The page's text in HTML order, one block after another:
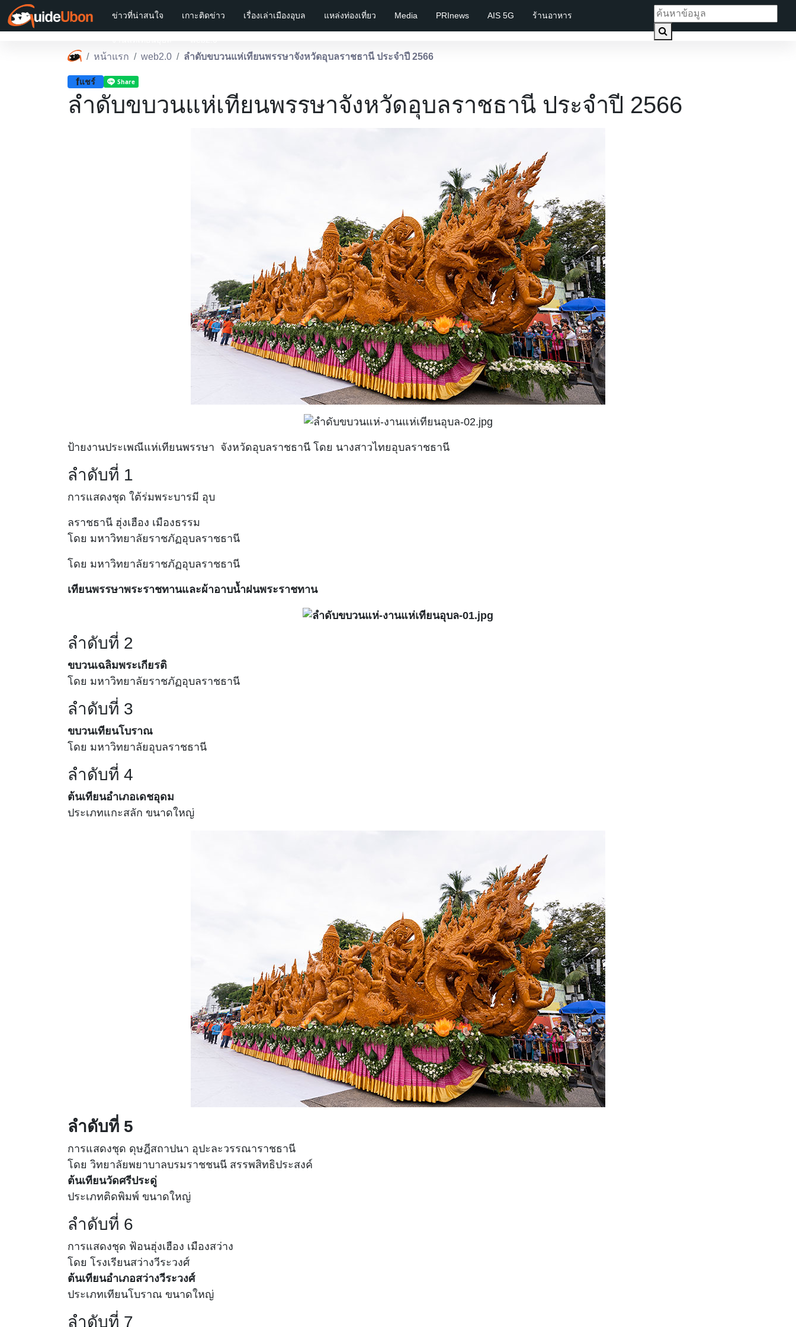
ข่าวที่น่าสนใจ เกาะติดข่าว เรื่องเล่าเมืองอุบล แหล่งท่องเที่ยว Media PRInews AIS 5G ร้านอาหาร
หน้าแรก web2.0 ลำดับขบวนแห่เทียนพรรษาจังหวัดอุบลราชธานี ประจำปี 2566
fแชร์
ลำดับขบวนแห่เทียนพรรษาจังหวัดอุบลราชธานี ประจำปี 2566
ป้ายงานประเพณีแห่เทียนพรรษา จังหวัดอุบลราชธานี โดย นางสาวไทยอุบลราชธานี
ลำดับที่ 1
การแสดงชุด ใต้ร่มพระบารมี อุบ
ลราชธานี ฮุ่งเฮือง เมืองธรรม
โดย มหาวิทยาลัยราชภัฏอุบลราชธานี
โดย มหาวิทยาลัยราชภัฏอุบลราชธานี
เทียนพรรษาพระราชทานและผ้าอาบน้ำฝนพระราชทาน
ลำดับที่ 2
ขบวนเฉลิมพระเกียรติ
โดย มหาวิทยาลัยราชภัฏอุบลราชธานี
ลำดับที่ 3
ขบวนเทียนโบราณ
โดย มหาวิทยาลัยอุบลราชธานี
ลำดับที่ 4
ต้นเทียนอำเภอเดชอุดม
ประเภทแกะสลัก ขนาดใหญ่
ลำดับที่ 5
การแสดงชุด ดุษฎีสถาปนา อุปะละวรรณาราชธานี
โดย วิทยาลัยพยาบาลบรมราชชนนี สรรพสิทธิประสงค์
ต้นเทียนวัดศรีประดู่
ประเภทติดพิมพ์ ขนาดใหญ่
ลำดับที่ 6
การแสดงชุด ฟ้อนฮุ่งเฮือง เมืองสว่าง
โดย โรงเรียนสว่างวีระวงศ์
ต้นเทียนอำเภอสว่างวีระวงศ์
ประเภทเทียนโบราณ ขนาดใหญ่
ลำดับที่ 7